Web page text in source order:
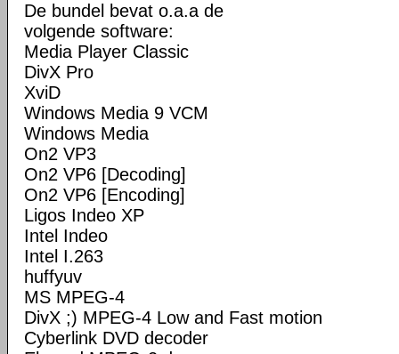
De bundel bevat o.a.a de
volgende software:
Media Player Classic
DivX Pro
XviD
Windows Media 9 VCM
Windows Media
On2 VP3
On2 VP6 [Decoding]
On2 VP6 [Encoding]
Ligos Indeo XP
Intel Indeo
Intel I.263
huffyuv
MS MPEG-4
DivX ;) MPEG-4 Low and Fast motion
Cyberlink DVD decoder